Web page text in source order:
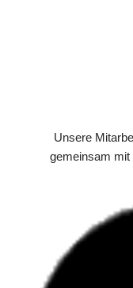
Unsere
gemeinsam mit